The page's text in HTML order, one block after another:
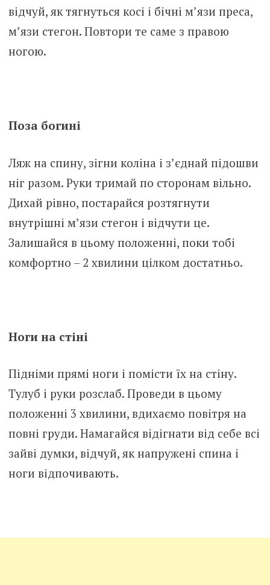
відчуй, як тягнуться косі і бічні м’язи преса,
м’язи стегон. Повтори те саме з правою
ногою.
Поза богині
Ляж на спину, зігни коліна і з’єднай підошви
ніг разом. Руки тримай по сторонам вільно.
Дихай рівно, постарайся розтягнути
внутрішні м’язи стегон і відчути це.
Залишайся в цьому положенні, поки тобі
комфортно – 2 хвилини цілком достатньо.
Ноги на стіні
Підніми прямі ноги і помісти їх на стіну.
Тулуб і руки розслаб. Проведи в цьому
положенні 3 хвилини, вдихаємо повітря на
повні груди. Намагайся відігнати від себе всі
зайві думки, відчуй, як напружені спина і
ноги відпочивають.